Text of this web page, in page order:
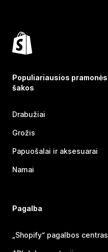
Populiariausios pramonės
šakos
Drabužiai
Grožis
Papuošalai ir aksesuarai
Namai
Pagalba
„Shopify“ pagalbos centras